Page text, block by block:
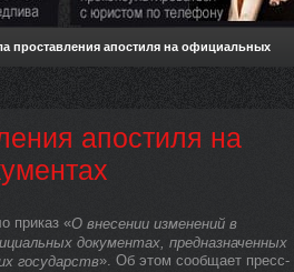
проставления апостиля на официальных
апостиля на
приказ «О внесении изменений в
документах, предназначенных
государств». Об этом сообщает пресс-